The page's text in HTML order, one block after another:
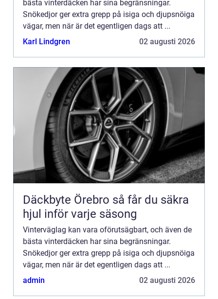
bästa vinterdäcken har sina begränsningar.
Snökedjor ger extra grepp på isiga och djupsnöiga
vägar, men när är det egentligen dags att ...
Karl Lindgren
02 augusti 2026
Däckbyte Örebro så får du säkra
hjul inför varje säsong
Vinterväglag kan vara oförutsägbart, och även de
bästa vinterdäcken har sina begränsningar.
Snökedjor ger extra grepp på isiga och djupsnöiga
vägar, men när är det egentligen dags att ...
admin
02 augusti 2026